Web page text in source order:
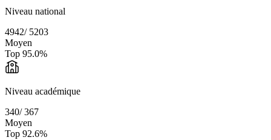
Niveau national
4942/ 5203
Moyen
Top 95.0%
Niveau académique
340/367
Moyen
Top 92.6%